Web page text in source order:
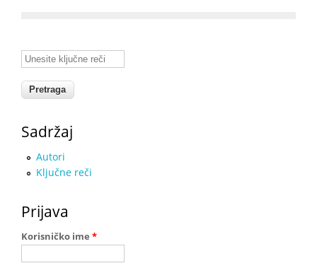
Unesite ključne reči
Sadržaj
Autori
Ključne reči
Prijava
Korisničko ime *